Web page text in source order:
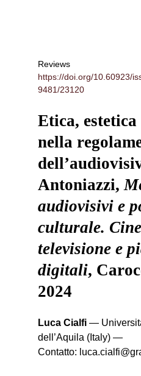
Reviews
https://doi.org/10.60923/
9481/23120
Etica,
nella
Antoniazzi,
audiovisivi e
culturale.
televisione e
digitali,
2024
Luca Cialfi —
dell’Aquila (Italy) —
Contatto: